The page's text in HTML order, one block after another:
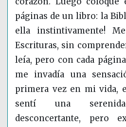
páginas de un libro: la
ella instintivamente!
Escrituras, sin
leía, pero con cada
me invadía una
primera vez en mi vida,
sentí una
desconcertante, pero